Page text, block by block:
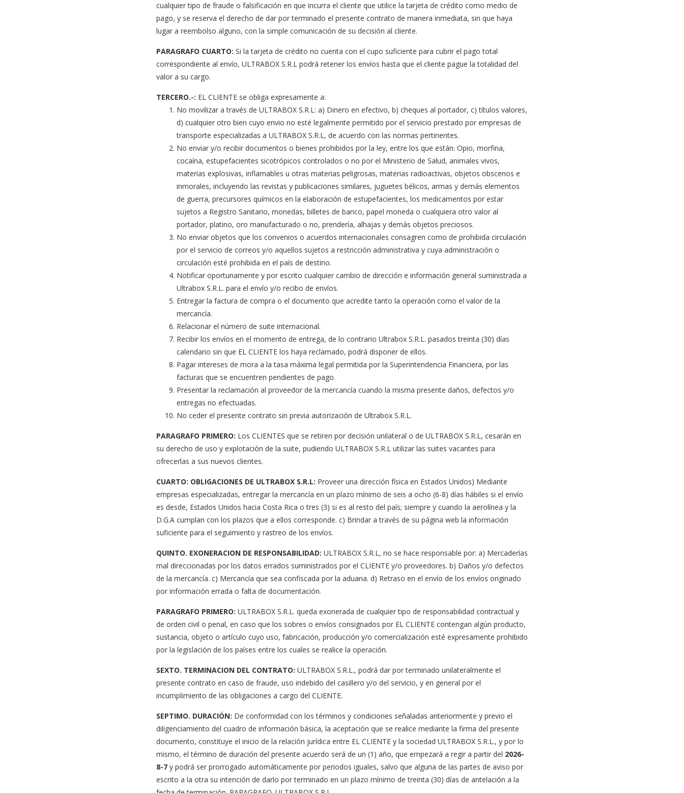
cualquier tipo de fraude o falsificación en que incurra el cliente que utilice la tarjeta de crédito como medio de
pago, y se reserva el derecho de dar por terminado el presente contrato de manera inmediata, sin que haya
lugar a reembolso alguno, con la simple comunicación de su decisión al cliente.
PARAGRAFO CUARTO: Si la tarjeta de crédito no cuenta con el cupo suficiente para cubrir el pago total
correspondiente al envío, ULTRABOX S.R.L podrá retener los envíos hasta que el cliente pague la totalidad del
valor a su cargo.
TERCERO.-: EL CLIENTE se obliga expresamente a:
No movilizar a través de ULTRABOX S.R.L: a) Dinero en efectivo, b) cheques al portador, c) títulos valores,
d) cualquier otro bien cuyo envio no esté legalmente permitido por el servicio prestado por empresas de
transporte especializadas a ULTRABOX S.R.L, de acuerdo con las normas pertinentes.
No enviar y/o recibir documentos o bienes prohibidos por la ley, entre los que están: Opio, morfina,
cocaína, estupefacientes sicotrópicos controlados o no por el Ministerio de Salud, animales vivos,
materias explosivas, inflamables u otras materias peligrosas, materias radioactivas, objetos obscenos e
inmorales, incluyendo las revistas y publicaciones similares, juguetes bélicos, armas y demás elementos
de guerra, precursores químicos en la elaboración de estupefacientes, los medicamentos por estar
sujetos a Registro Sanitario, monedas, billetes de banco, papel moneda o cualquiera otro valor al
portador, platino, oro manufacturado o no, prendería, alhajas y demás objetos preciosos.
No enviar objetos que los convenios o acuerdos internacionales consagren como de prohibida circulación
por el servicio de correos y/o aquellos sujetos a restricción administrativa y cuya administración o
circulación esté prohibida en el país de destino.
Notificar oportunamente y por escrito cualquier cambio de dirección e información general suministrada a
Ultrabox S.R.L. para el envío y/o recibo de envíos.
Entregar la factura de compra o el documento que acredite tanto la operación como el valor de la
mercancía.
Relacionar el número de suite internacional.
Recibir los envíos en el momento de entrega, de lo contrario Ultrabox S.R.L. pasados treinta (30) días
calendario sin que EL CLIENTE los haya reclamado, podrá disponer de ellos.
Pagar intereses de mora a la tasa máxima legal permitida por la Superintendencia Financiera, por las
facturas que se encuentren pendientes de pago.
Presentar la reclamación al proveedor de la mercancía cuando la misma presente daños, defectos y/o
entregas no efectuadas.
No ceder el presente contrato sin previa autorización de Ultrabox S.R.L.
PARAGRAFO PRIMERO: Los CLIENTES que se retiren por decisión unilateral o de ULTRABOX S.R.L, cesarán en
su derecho de uso y explotación de la suite, pudiendo ULTRABOX S.R.L utilizar las suites vacantes para
ofrecerlas a sus nuevos clientes.
CUARTO: OBLIGACIONES DE ULTRABOX S.R.L: Proveer una dirección física en Estados Unidos) Mediante
empresas especializadas, entregar la mercancía en un plazo mínimo de seis a ocho (6-8) días hábiles si el envío
es desde, Estados Unidos hacia Costa Rica o tres (3) si es al resto del país; siempre y cuando la aerolínea y la
D.G.A cumplan con los plazos que a ellos corresponde. c) Brindar a través de su página web la información
suficiente para el seguimiento y rastreo de los envíos.
QUINTO. EXONERACION DE RESPONSABILIDAD: ULTRABOX S.R.L, no se hace responsable por: a) Mercaderías
mal direccionadas por los datos errados suministrados por el CLIENTE y/o proveedores. b) Daños y/o defectos
de la mercancía. c) Mercancía que sea confiscada por la aduana. d) Retraso en el envío de los envíos originado
por información errada o falta de documentación.
PARAGRAFO PRIMERO: ULTRABOX S.R.L. queda exonerada de cualquier tipo de responsabilidad contractual y
de orden civil o penal, en caso que los sobres o envíos consignados por EL CLIENTE contengan algún producto,
sustancia, objeto o artículo cuyo uso, fabricación, producción y/o comercialización esté expresamente prohibido
por la legislación de los países entre los cuales se realice la operación.
SEXTO. TERMINACION DEL CONTRATO: ULTRABOX S.R.L., podrá dar por terminado unilateralmente el
presente contrato en caso de fraude, uso indebido del casillero y/o del servicio, y en general por el
incumplimiento de las obligaciones a cargo del CLIENTE.
SEPTIMO. DURACIÓN: De conformidad con los términos y condiciones señaladas anteriormente y previo el
diligenciamiento del cuadro de información básica, la aceptación que se realice mediante la firma del presente
documento, constituye el inicio de la relación jurídica entre EL CLIENTE y la sociedad ULTRABOX S.R.L., y por lo
mismo, el término de duración del presente acuerdo será de un (1) año, que empezará a regir a partir del 2026-
8-7 y podrá ser prorrogado automáticamente por periodos iguales, salvo que alguna de las partes de aviso por
escrito a la otra su intención de darlo por terminado en un plazo mínimo de treinta (30) días de antelación a la